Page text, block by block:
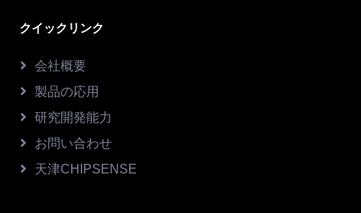
クイックリンク
会社概要
製品の応用
研究開発能力
お問い合わせ
天津CHIPSENSE